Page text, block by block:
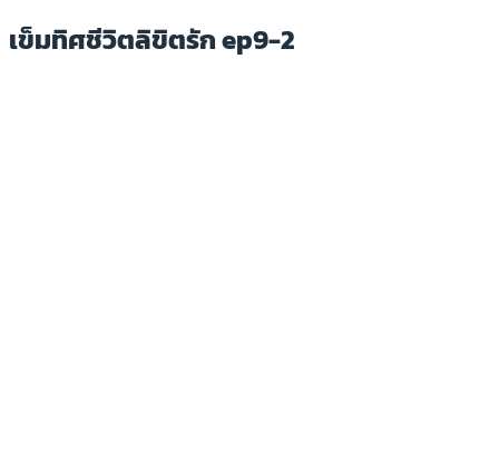
เข็มทิศชีวิตลิขิตรัก ep9-2